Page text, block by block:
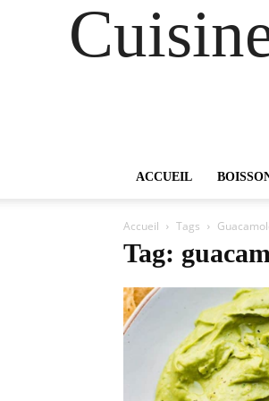
ACCUEIL
Accueil Tags
Tag: